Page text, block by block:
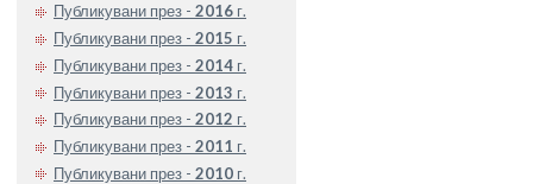
Публикувани през - 2016 г.
Публикувани през - 2015 г.
Публикувани през - 2014 г.
Публикувани през - 2013 г.
Публикувани през - 2012 г.
Публикувани през - 2011 г.
Публикувани през - 2010 г.